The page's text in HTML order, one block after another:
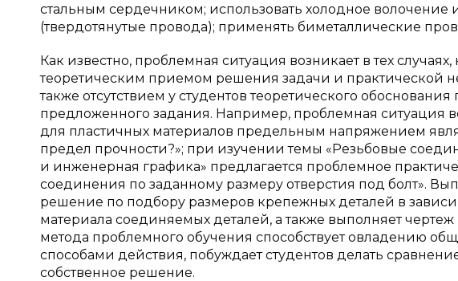
стальным сердечником; использовать холодное волочение
(твердотянутые провода); применять биметаллические
Как известно, проблемная ситуация возникает в тех
теоретическим приемом решения задачи и практической
также отсутствием у студентов теоретического
предложенного задания. Например, проблемная ситуация
для пластичных материалов предельным напряжением
предел прочности?»; при изучении темы «Резьбовые
и инженерная графика» предлагается проблемное
соединения по заданному размеру отверстия под болт».
решение по подбору размеров крепежных деталей в
материала соединяемых деталей, а также выполняет
метода проблемного обучения способствует овладению
способами действия, побуждает студентов делать
собственное решение.